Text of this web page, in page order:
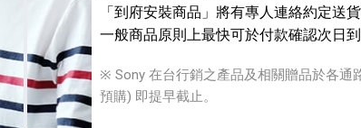
3個產品
17個產品 數位攝影機 / 配件 33個產品
「到府安裝商品」將有專人連絡約定送
一般商品原則上最快可於付款確認次日
※ Sony 在台行銷之產品及相關贈品於各通
預購) 即提早截止。